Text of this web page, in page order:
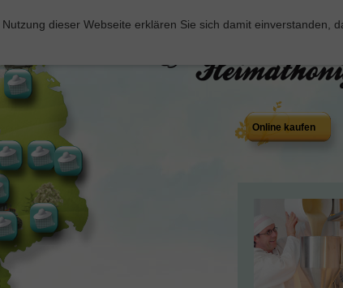
dieser Webseite erklären Sie sich damit einverstanden,
Online kaufen